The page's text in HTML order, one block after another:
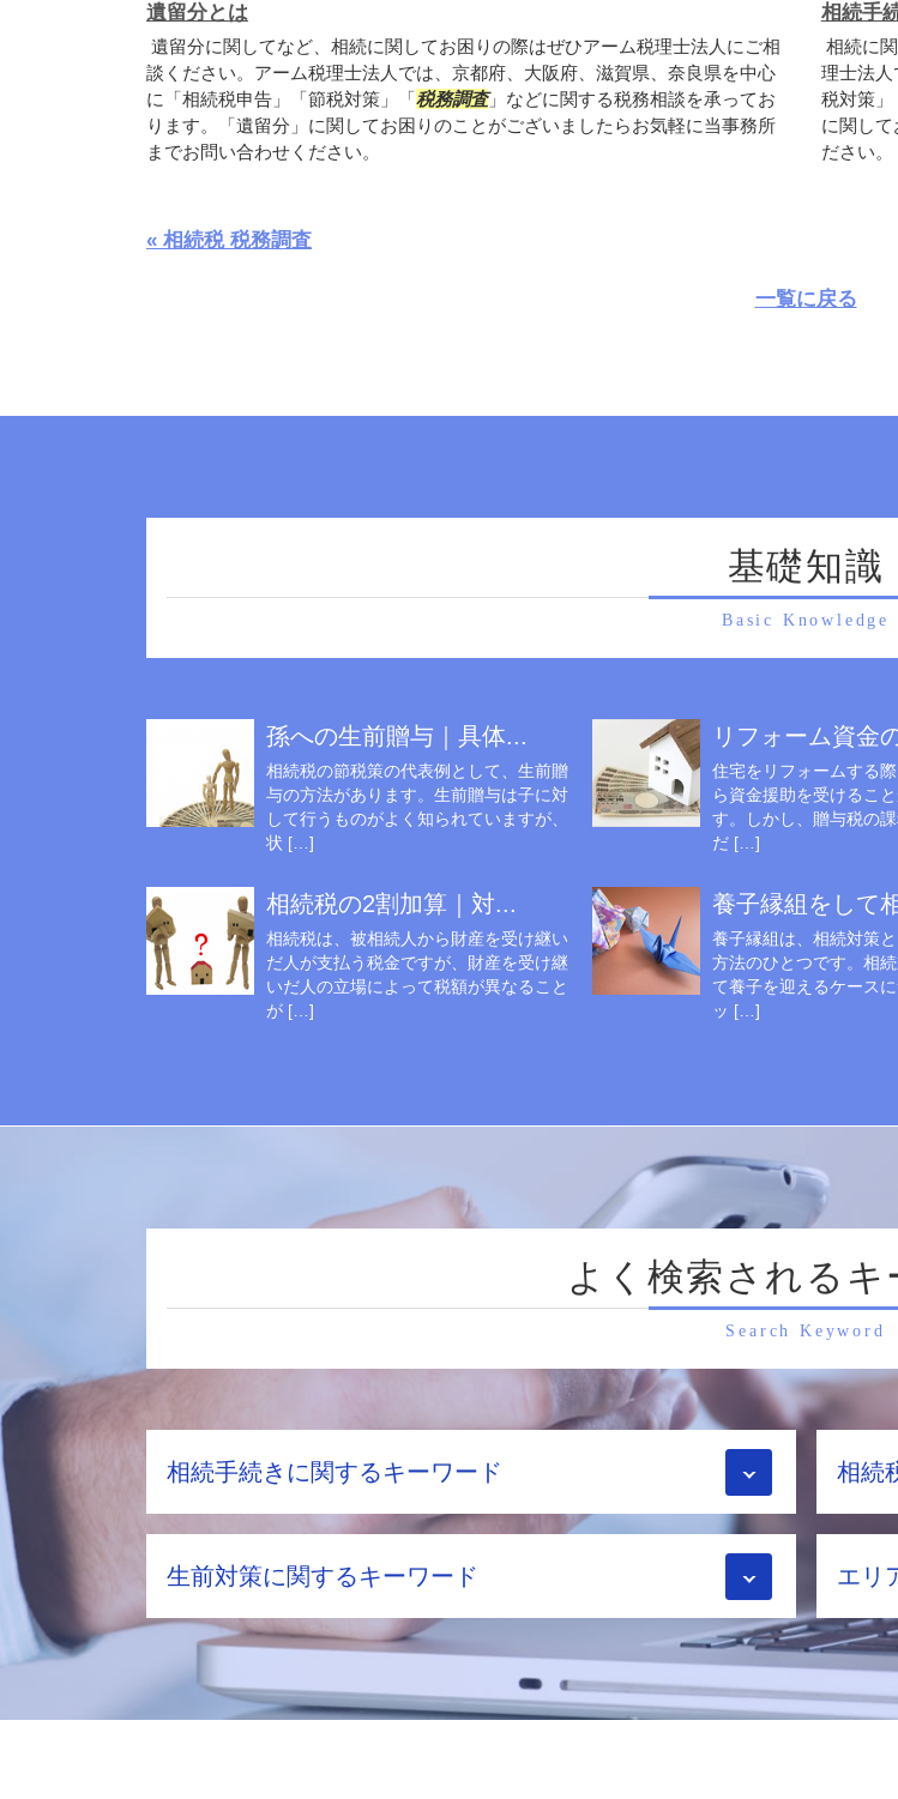
遺留分とは
遺留分に関してなど、相続に関してお困りの際はぜひアーム税理士法人にご相
談ください。アーム税理士法人では、京都府、大阪府、滋賀県、奈良県を中心
に「相続税申告」「節税対策」「税務調査」などに関する税務相談を承ってお
ります。「遺留分」に関してお困りのことがございましたらお気軽に当事務所
までお問い合わせください。
相続手
相続に
理士法人
税対策」
に関し
ださい。
« 相続税 税務調査
一覧に戻る
基礎知識
Basic Knowledge
孫への生前贈与｜具体...
相続税の節税策の代表例として、生前贈
与の方法があります。生前贈与は子に対
して行うものがよく知られていますが、
状 […]
リフォーム資金
住宅をリフォームする
ら資金援助を受けるこ
す。しかし、贈与税の
だ […]
相続税の2割加算｜対...
相続税は、被相続人から財産を受け継い
だ人が支払う税金ですが、財産を受け継
いだ人の立場によって税額が異なること
が […]
養子縁組をして
養子縁組は、相続対策
方法のひとつです。相
て養子を迎えるケース
ッ […]
よく検索されるキ
Search Keyword
相続手続きに関するキーワード
相続財産調査 費用
配偶者居住権 要件
遺留分 計算
相続
相
相
農
相
生前対策に関するキーワード
家族信託 認知症
生前対策 税理士 メリット
孫 生前贈与
エリ
生
相
生